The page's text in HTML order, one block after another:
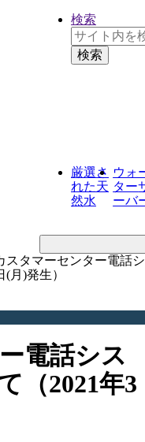
厳選さ
れた天
然水
ウォ
ター
ーバ
検索
スタマーセンター電話シ
月)発生）
電話シス
（2021年3